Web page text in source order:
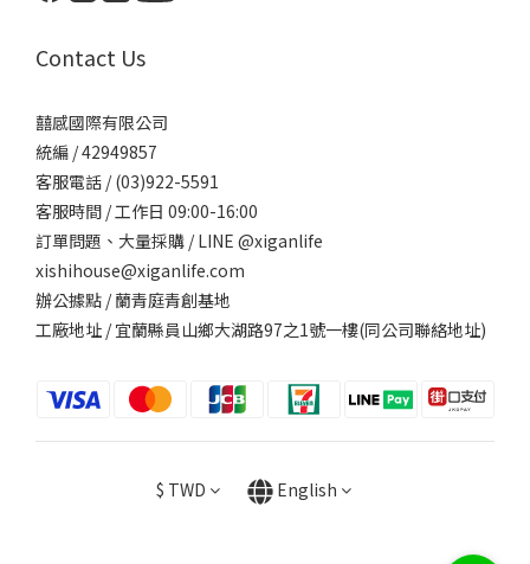
Contact Us
囍感國際有限公司
統編 / 42949857
客服電話 / (03)922-5591
客服時間 / 工作日 09:00-16:00
訂單問題、大量採購 / LINE @xiganlife
xishihouse@xiganlife.com
辦公據點 / 蘭青庭青創基地
工廠地址 / 宜蘭縣員山鄉大湖路97之1號一樓(同公司聯絡地址)
$ TWD English